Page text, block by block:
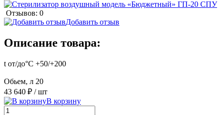
Отзывов: 0
Добавить отзыв
Описание товара:
t от/до°С +50/+200
Обьем, л 20
43 640 ₽ / шт
В корзину